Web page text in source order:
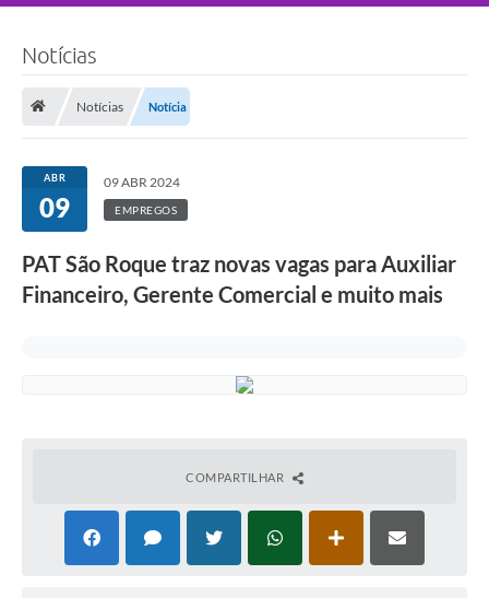
Atribuições
Transparência
Arvorômetro
Audiência Pública
Notícias
Notícias Notícia
ABR
09
09 ABR 2024
EMPREGOS
PAT São Roque traz novas vagas para Auxiliar
Financeiro, Gerente Comercial e muito mais
COMPARTILHAR